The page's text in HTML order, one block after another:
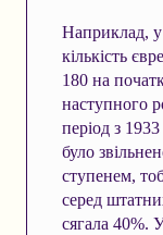
Наприклад, у
кількість
180 на
наступного
період з
було
ступенем,
серед
сягала 40%.